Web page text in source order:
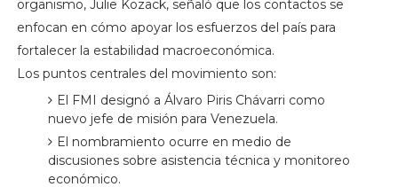
organismo, Julie Kozack, señaló que los contactos se
enfocan en cómo apoyar los esfuerzos del país para
fortalecer la estabilidad macroeconómica.
Los puntos centrales del movimiento son:
El FMI designó a Álvaro Piris Chávarri como
nuevo jefe de misión para Venezuela.
El nombramiento ocurre en medio de
discusiones sobre asistencia técnica y monitoreo
económico.